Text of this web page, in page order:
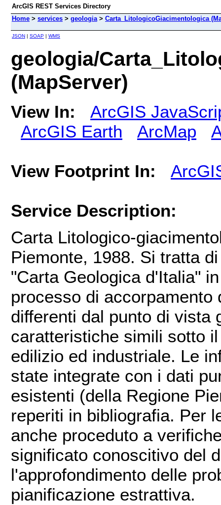
ArcGIS REST Services Directory
Home > services > geologia> Carta_LitologicoGiacimentologica
JSON | SOAP | WMS
geologia/
(MapServer)
View In:
ArcGIS
ArcGIS Earth
ArcMap
View Footprint In:
Service Description:
Carta Litologico-
Piemonte, 1988. Si tratta
"Carta Geologica d'Italia"
processo di
differenti dal punto di vista
caratteristiche simili sotto
edilizio ed industriale. Le
state integrate con i dati
esistenti (della Regione
reperiti in bibliografia. Per
anche proceduto a
significato conoscitivo del
l'approfondimento delle
pianificazione estrattiva.